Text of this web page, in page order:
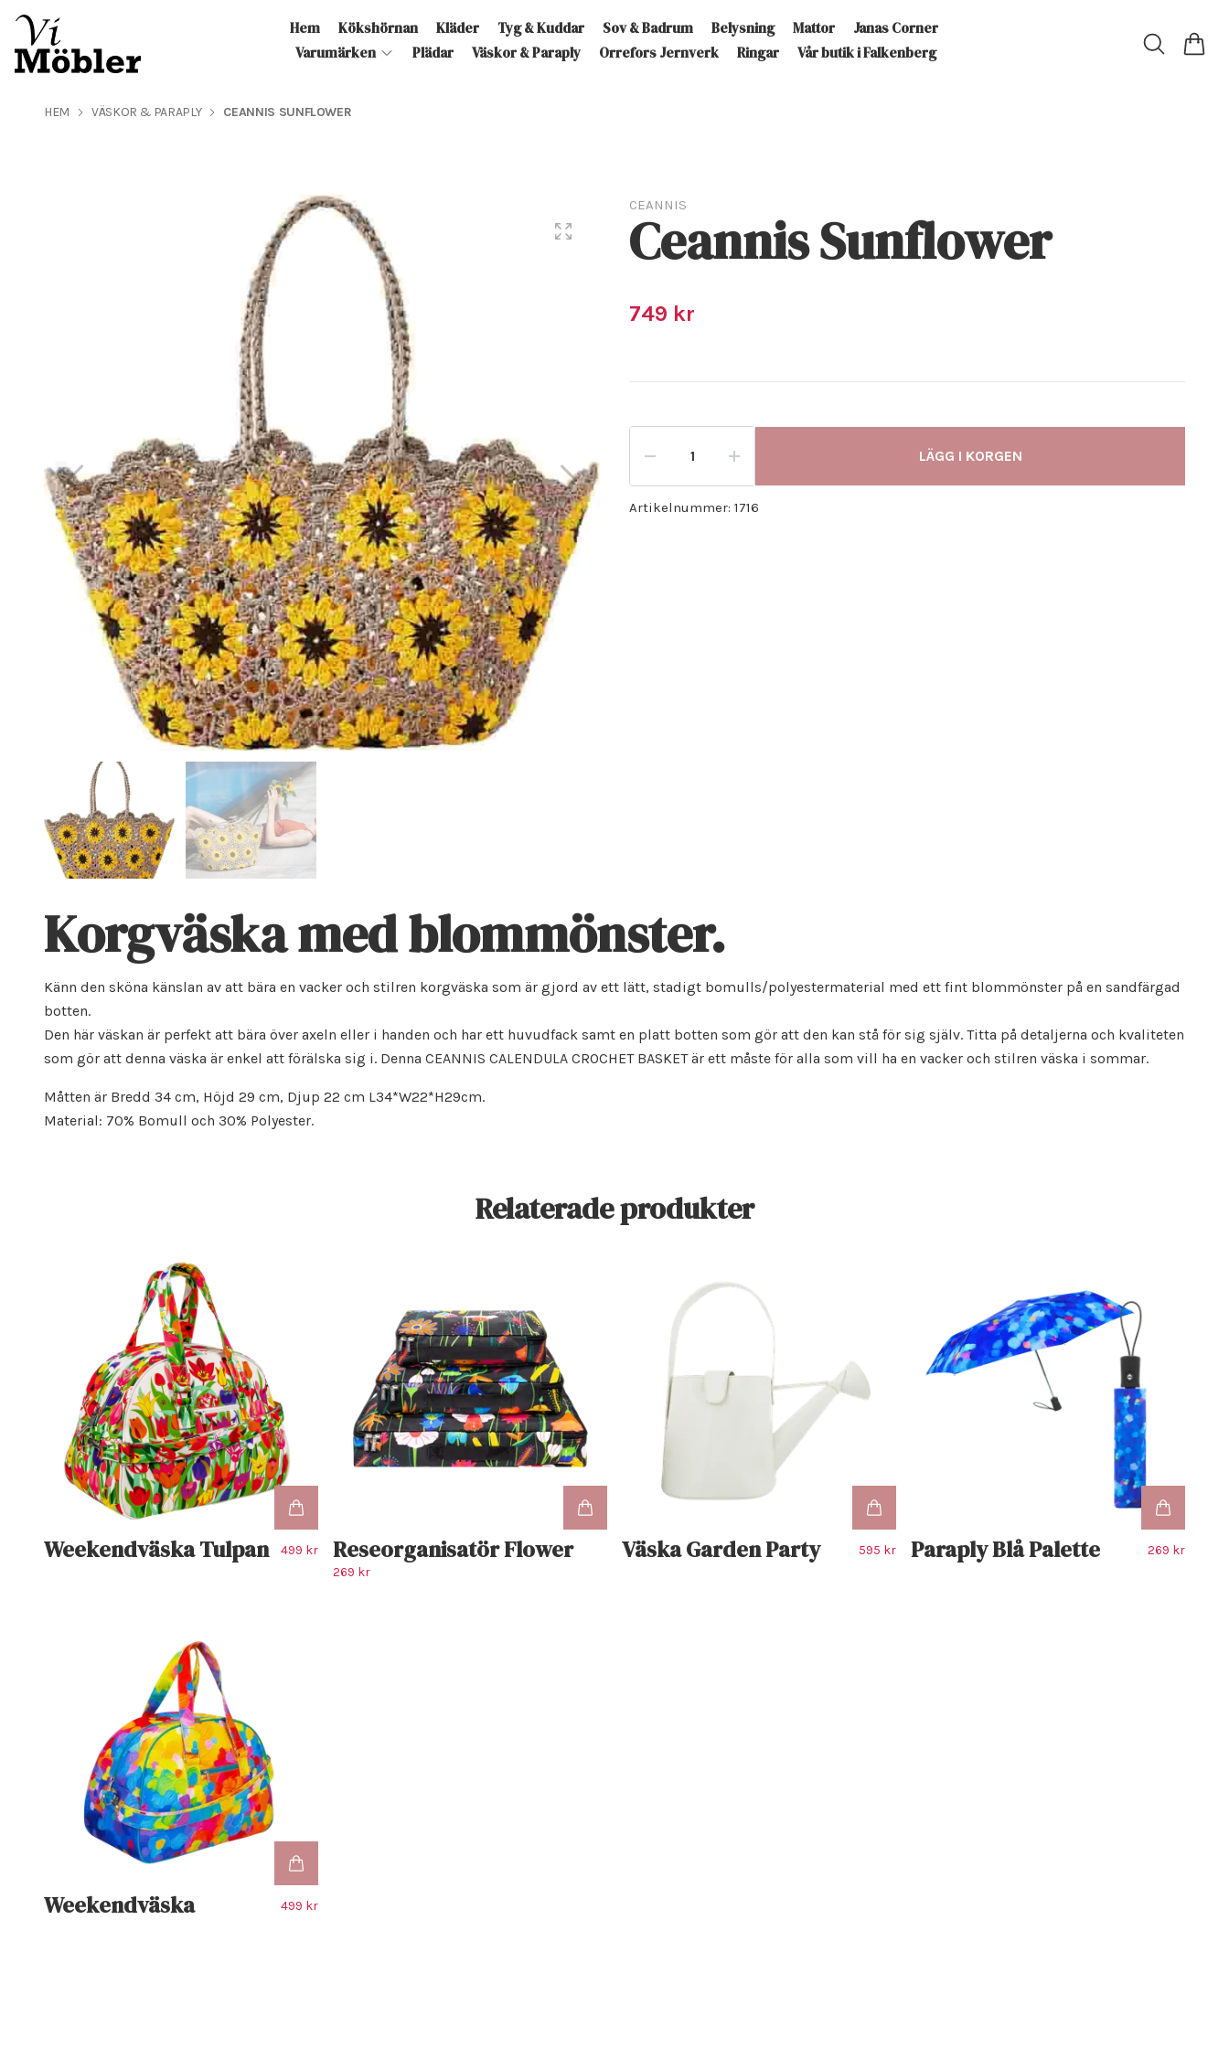
Hem Kökshörnan Kläder Tyg & Kuddar Sov & Badrum Belysning Mattor
Janas Corner
Varumärken
Plädar Väskor & Paraply Orrefors Jernverk Ringar Vår butik i Falkenberg
HEM VÄSKOR & PARAPLY CEANNIS SUNFLOWER
CEANNIS
Ceannis Sunflower
749 kr
LÄGG I KORGEN
Artikelnummer: 1716
Korgväska med blommönster.
Känn den sköna känslan av att bära en vacker och stilren korgväska som är gjord av ett lätt, stadigt bomulls/polyestermaterial med ett fint blommönster på en sandfärgad
botten.
Den här väskan är perfekt att bära över axeln eller i handen och har ett huvudfack samt en platt botten som gör att den kan stå för sig själv. Titta på detaljerna och kvaliteten
som gör att denna väska är enkel att förälska sig i. Denna CEANNIS CALENDULA CROCHET BASKET är ett måste för alla som vill ha en vacker och stilren väska i sommar.
Måtten är Bredd 34 cm, Höjd 29 cm, Djup 22 cm L34*W22*H29cm.
Material: 70% Bomull och 30% Polyester.
Relaterade produkter
Weekendväska Tulpan 499 kr Reseorganisatör Flower
269 kr
Väska Garden Party 595 kr Paraply Blå Palette 269 kr
Weekendväska 499 kr